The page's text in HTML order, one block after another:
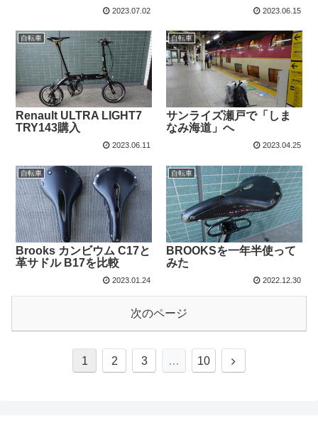
2023.07.02 2023.06.15
自転車
Renault ULTRA LIGHT7
TRY143購入
2023.06.11
自転車
サンライズ瀬戸で「しま
なみ海道」へ
2023.04.25
自転車
Brooks カンビウム C17と
革サドル B17を比較
2023.01.24
自転車
BROOKSを一年半使って
みた
2022.12.30
次のページ
1 2 3 … 10